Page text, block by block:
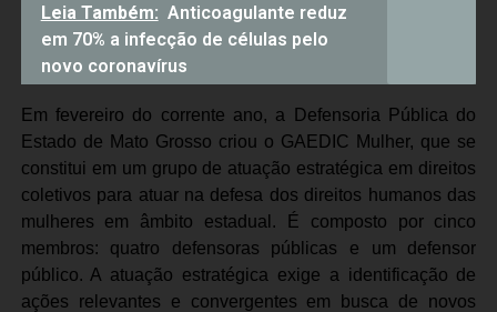
Leia Também: Anticoagulante reduz
em 70% a infecção de células pelo
novo coronavírus
Em fevereiro do corrente ano, a Defensoria Pública do
Estado de Mato Grosso criou o GAEDIC Mulher, que se
constitui em um grupo de atuação estratégica em direitos
coletivos para atuar na defesa dos direitos humanos das
mulheres em âmbito estadual. É composto por cinco
membros: quatro defensoras públicas e um defensor
público. A atuação estratégica exige a identificação de
ações relevantes e convergentes em busca de novos